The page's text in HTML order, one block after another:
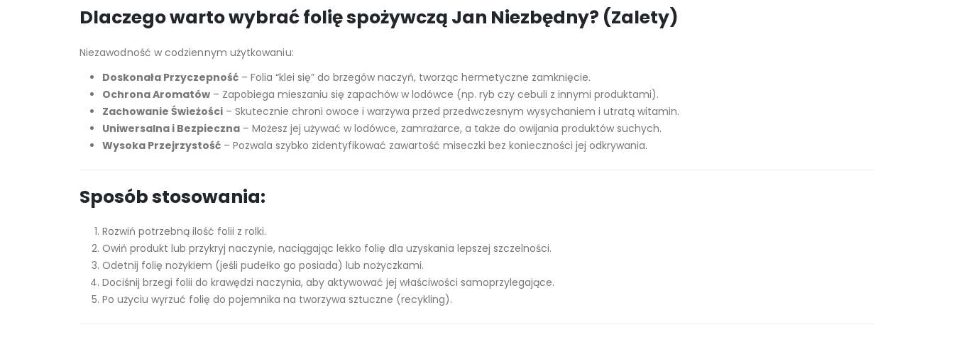
Dlaczego warto wybrać folię spożywczą Jan Niezbędny? (Zalety)
Niezawodność w codziennym użytkowaniu:
Doskonała Przyczepność – Folia “klei się” do brzegów naczyń, tworząc hermetyczne zamknięcie.
Ochrona Aromatów – Zapobiega mieszaniu się zapachów w lodówce (np. ryb czy cebuli z innymi produktami).
Zachowanie Świeżości – Skutecznie chroni owoce i warzywa przed przedwczesnym wysychaniem i utratą witamin.
Uniwersalna i Bezpieczna – Możesz jej używać w lodówce, zamrażarce, a także do owijania produktów suchych.
Wysoka Przejrzystość – Pozwala szybko zidentyfikować zawartość miseczki bez konieczności jej odkrywania.
Sposób stosowania:
Rozwiń potrzebną ilość folii z rolki.
Owiń produkt lub przykryj naczynie, naciągając lekko folię dla uzyskania lepszej szczelności.
Odetnij folię nożykiem (jeśli pudełko go posiada) lub nożyczkami.
Dociśnij brzegi folii do krawędzi naczynia, aby aktywować jej właściwości samoprzylegające.
Po użyciu wyrzuć folię do pojemnika na tworzywa sztuczne (recykling).